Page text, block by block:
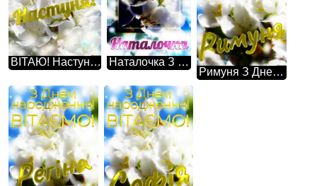
ВІТАЮ! Настуня! З Днем народження! Така проста картина, але в той же час настільки неймовірна - гарні білі квіти на дереві весною.
Наталочка З Днем Народження! Ця фотографія просто зачаровує своєю красою - гарні білі квіти на дереві весною.
Римуня З Днем народження! Гарні білі квіти на дереві весною - це свідчення того, що природа здатна на дива.